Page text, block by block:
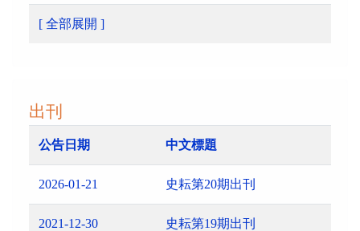
[ 全部展開 ]
出刊
公告日期 中文標題
2026-01-21 史耘第20期出刊
2021-12-30 史耘第19期出刊